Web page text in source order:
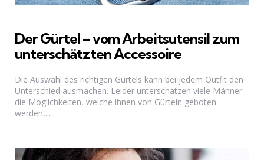
Der Gürtel – vom Arbeitsutensil zum
unterschätzten Accessoire
Die Auswahl des richtigen Gürtels kann bei jedem Outfit den
Unterschied ausmachen. Leider unterschätzen viele Männer
die Möglichkeiten, welche ihnen von Gürteln geboten
werden,...